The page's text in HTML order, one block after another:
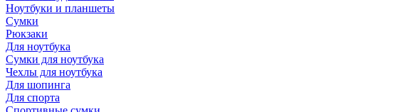
Ноутбуки и планшеты
Сумки
Рюкзаки
Для ноутбука
Сумки для ноутбука
Чехлы для ноутбука
Для шопинга
Для спорта